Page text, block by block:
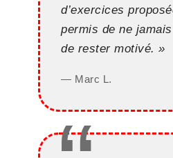
d’exercices
permis de ne
de rester motivé. »
— Marc L.